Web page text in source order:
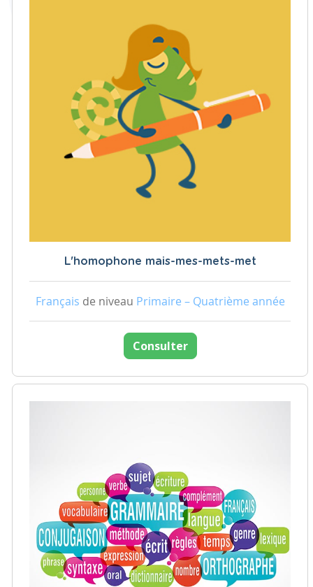
L'homophone mais-mes-mets-met
Français de niveau Primaire – Quatrième année
Consulter